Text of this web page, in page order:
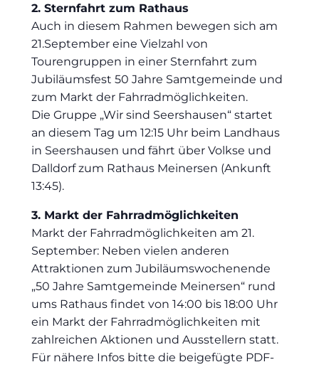
2. Sternfahrt zum Rathaus
Auch in diesem Rahmen bewegen sich am
21.September eine Vielzahl von
Tourengruppen in einer Sternfahrt zum
Jubiläumsfest 50 Jahre Samtgemeinde und
zum Markt der Fahrradmöglichkeiten.
Die Gruppe „Wir sind Seershausen“ startet
an diesem Tag um 12:15 Uhr beim Landhaus
in Seershausen und fährt über Volkse und
Dalldorf zum Rathaus Meinersen (Ankunft
13:45).
3. Markt der Fahrradmöglichkeiten
Markt der Fahrradmöglichkeiten am 21.
September: Neben vielen anderen
Attraktionen zum Jubiläumswochenende
„50 Jahre Samtgemeinde Meinersen“ rund
ums Rathaus findet von 14:00 bis 18:00 Uhr
ein Markt der Fahrradmöglichkeiten mit
zahlreichen Aktionen und Ausstellern statt.
Für nähere Infos bitte die beigefügte PDF-